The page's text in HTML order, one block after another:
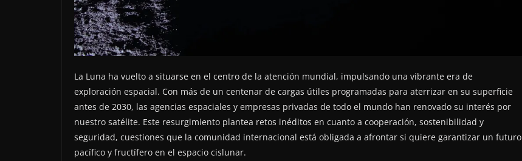
La Luna ha vuelto a situarse en el centro de la atención mundial, impulsando una vibrante era de
exploración espacial. Con más de un centenar de cargas útiles programadas para aterrizar en su superficie
antes de 2030, las agencias espaciales y empresas privadas de todo el mundo han renovado su interés por
nuestro satélite. Este resurgimiento plantea retos inéditos en cuanto a cooperación, sostenibilidad y
seguridad, cuestiones que la comunidad internacional está obligada a afrontar si quiere garantizar un futuro
pacífico y fructífero en el espacio cislunar.